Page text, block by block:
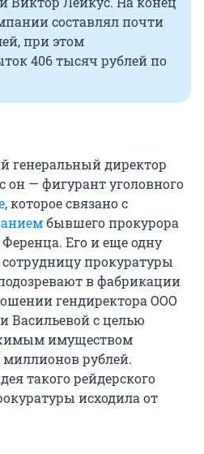
составлял почти
при этом
406 тысяч рублей по
генеральный директор
он — фигурант уголовного
, которое связано с
бывшего прокурора
Его и еще одну
прокуратуры
в фабрикации
гендиректора ООО
Васильевой с целью
имуществом
миллионов рублей.
такого рейдерского
исходила от